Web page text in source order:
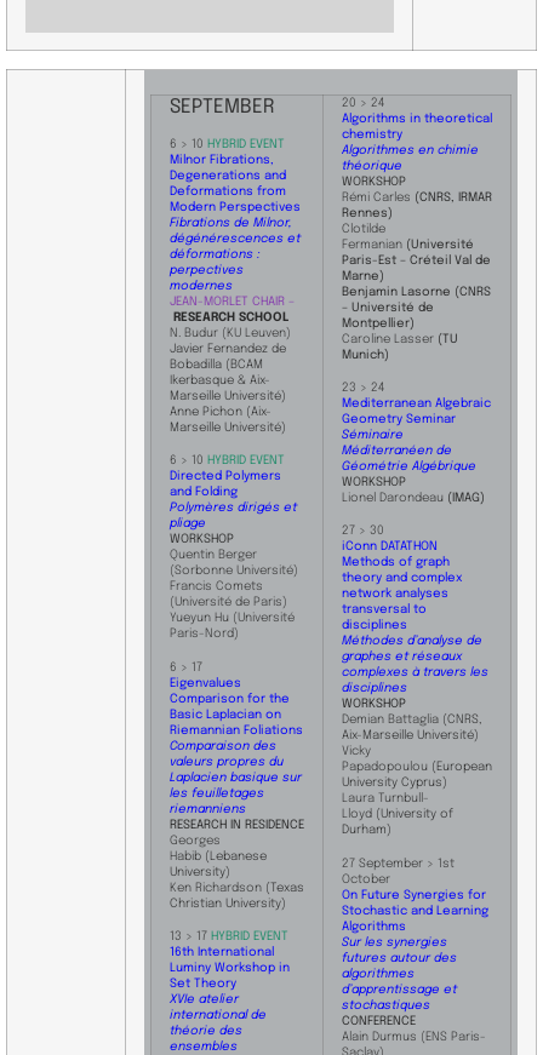
SEPTEMBER
6 > 10 HYBRID EVENT
Milnor Fibrations,
Degenerations and
Deformations from
Modern Perspectives
Fibrations de Milnor,
dégénérescences et
déformations :
perpectives
modernes
JEAN-MORLET CHAIR –
RESEARCH SCHOOL
N. Budur (KU Leuven)
Javier Fernandez de
Bobadilla (BCAM
Ikerbasque & Aix-
Marseille Université)
Anne Pichon (Aix-
Marseille Université)
6 > 10 HYBRID EVENT
Directed Polymers
and Folding
Polymères dirigés et
pliage
WORKSHOP
Quentin Berger
(Sorbonne Université)
Francis Comets
(Université de Paris)
Yueyun Hu (Université
Paris-Nord)
6 > 17
Eigenvalues
Comparison for the
Basic Laplacian on
Riemannian Foliations
Comparaison des
valeurs propres du
Laplacien basique sur
les feuilletages
riemanniens
RESEARCH IN RESIDENCE
Georges
Habib (Lebanese
University)
Ken Richardson (Texas
Christian University)
13 > 17 HYBRID EVENT
​​​16th International
Luminy Workshop in
Set Theory
XVIe atelier
international de
théorie des
ensembles
20 > 24
Algorithms in theoretical
chemistry
Algorithmes en chimie
théorique
WORKSHOP
Rémi Carles (CNRS, IRMAR
Rennes)
Clotilde
Fermanian (Université
Paris-Est – Créteil Val de
Marne)
Benjamin Lasorne (CNRS
– Université de
Montpellier)
Caroline Lasser (TU
Munich)
23 > 24
Mediterranean Algebraic
Geometry Seminar
Séminaire
Méditerranéen de
Géométrie Algébrique
WORKSHOP
Lionel Darondeau (IMAG)
27 > 30
iConn DATATHON
Methods of graph
theory and complex
network analyses
transversal to
disciplines
Méthodes d’analyse de
graphes et réseaux
complexes à travers les
disciplines
WORKSHOP
Demian Battaglia (CNRS,
Aix-Marseille Université)
Vicky
Papadopoulou (European
University Cyprus)
Laura Turnbull-
Lloyd (University of
Durham)
27 September > 1st
October
On Future Synergies for
Stochastic and Learning
Algorithms
Sur les synergies
futures autour des
algorithmes
d’apprentissage et
stochastiques
​CONFERENCE
Alain Durmus (ENS Paris-
Saclay)